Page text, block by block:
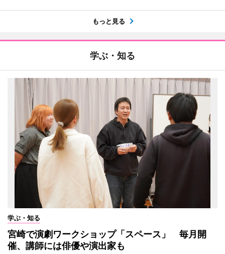
もっと見る
学ぶ・知る
学ぶ・知る
宮崎で演劇ワークショップ「スペース」 毎月開
催、講師には俳優や演出家も